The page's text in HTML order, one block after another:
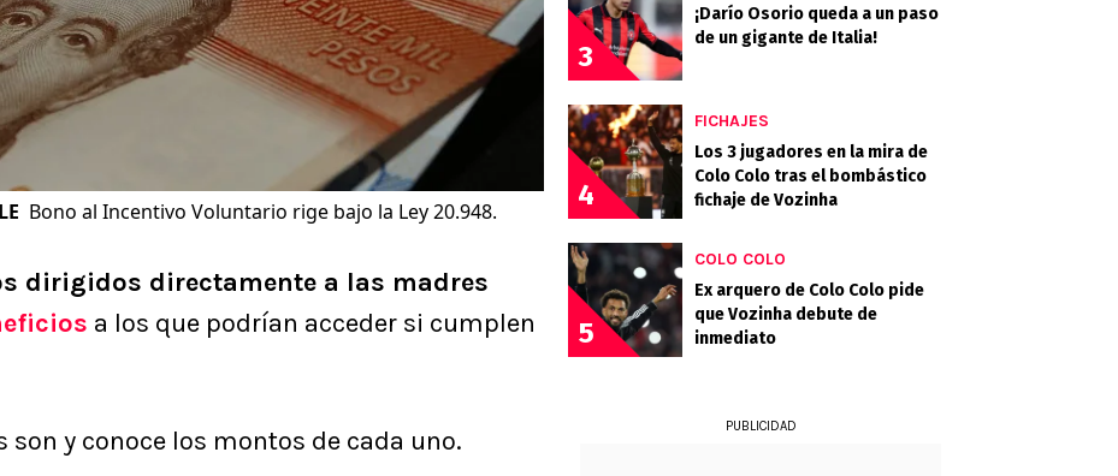
Bono al Incentivo Voluntario rige bajo la Ley 20.948.
dirigidos directamente a las madres
a los que podrían acceder si cumplen
son y conoce los montos de cada uno.
3
¡Darío Osorio queda a un paso
de un gigante de Italia!
4
FICHAJES
Los 3 jugadores en la mira de
Colo Colo tras el bombástico
fichaje de Vozinha
5
COLO COLO
Ex arquero de Colo Colo pide
que Vozinha debute de
inmediato
PUBLICIDAD